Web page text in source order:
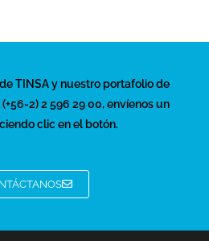
TINSA y nuestro portafolio de
2) 2 596 29 00, envíenos un
clic en el botón.